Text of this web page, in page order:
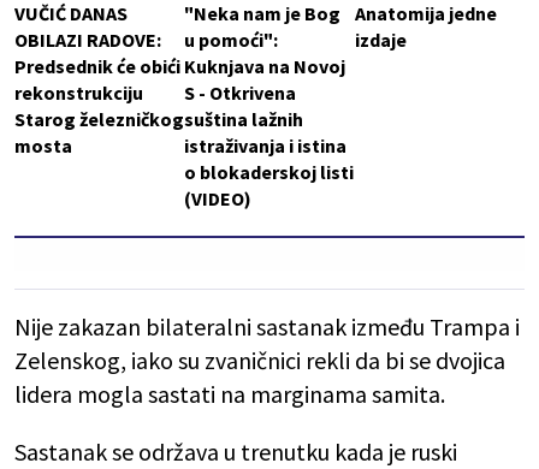
VUČIĆ DANAS
OBILAZI RADOVE:
Predsednik će obići
rekonstrukciju
Starog železničkog
mosta
"Neka nam je Bog
u pomoći":
Kuknjava na Novoj
S - Otkrivena
suština lažnih
istraživanja i istina
o blokaderskoj listi
(VIDEO)
Anatomija jedne
izdaje
Nije zakazan bilateralni sastanak između Trampa i
Zelenskog, iako su zvaničnici rekli da bi se dvojica
lidera mogla sastati na marginama samita.
Sastanak se održava u trenutku kada je ruski